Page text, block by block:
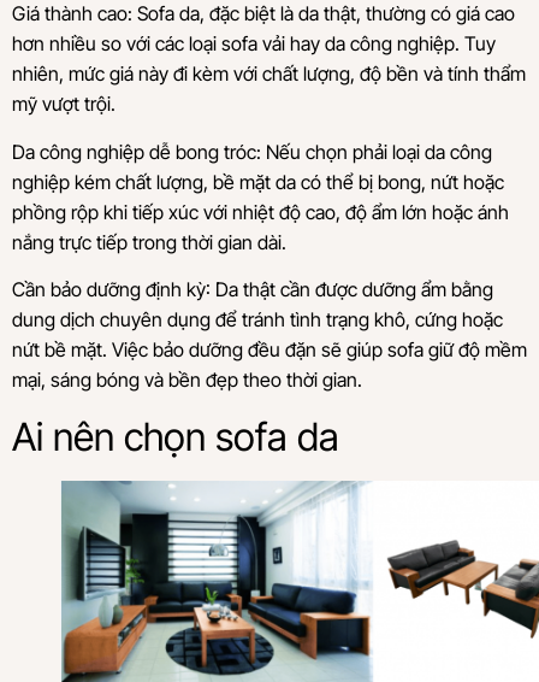
Giá thành cao: Sofa da, đặc biệt là da thật, thường có giá cao
hơn nhiều so với các loại sofa vải hay da công nghiệp. Tuy
nhiên, mức giá này đi kèm với chất lượng, độ bền và tính thẩm
mỹ vượt trội.
Da công nghiệp dễ bong tróc: Nếu chọn phải loại da công
nghiệp kém chất lượng, bề mặt da có thể bị bong, nứt hoặc
phồng rộp khi tiếp xúc với nhiệt độ cao, độ ẩm lớn hoặc ánh
nắng trực tiếp trong thời gian dài.
Cần bảo dưỡng định kỳ: Da thật cần được dưỡng ẩm bằng
dung dịch chuyên dụng để tránh tình trạng khô, cứng hoặc
nứt bề mặt. Việc bảo dưỡng đều đặn sẽ giúp sofa giữ độ mềm
mại, sáng bóng và bền đẹp theo thời gian.
Ai nên chọn sofa da